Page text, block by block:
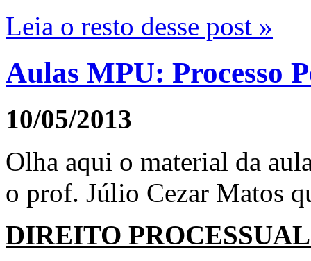
Leia o resto desse post »
Aulas MPU: Processo
10/05/2013
Olha aqui o material da
o prof. Júlio Cezar Matos
DIREITO